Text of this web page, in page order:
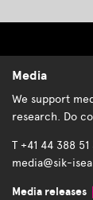
Media
We support
research. Do
T +41 44 388 51
media@sik-
Media releases